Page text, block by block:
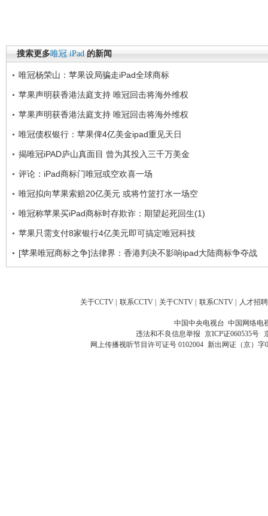
搜索更多唯冠 iPad 的新闻
唯冠杨荣山：苹果设局骗走iPad全球商标
苹果声明获香港法庭支持 唯冠回击将海外维权
苹果声明获香港法庭支持 唯冠回击将海外维权
唯冠债权银行：苹果俾4亿美金ipad重见天日
揭唯冠iPAD庐山真面目 曾为其投入三千万美金
评论：iPad商标门唯冠或空欢喜一场
唯冠拟向苹果索赔20亿美元 或将竹篮打水一场空
唯冠称苹果买iPad商标时存欺诈：期望起死回生(1)
苹果只需支付8家银行4亿美元即可搞定唯冠科技
[苹果唯冠商标之争]法律界：香港判决不影响ipad大陆商标争夺战
关于CCTV | 联系CCTV | 关于CNTV | 联系CNTV | 人才招聘
中国中央电视台 中国网络电
违法和不良信息举报 京ICP证060535号
网上传播视听节目许可证号 0102004 新出网证（京）